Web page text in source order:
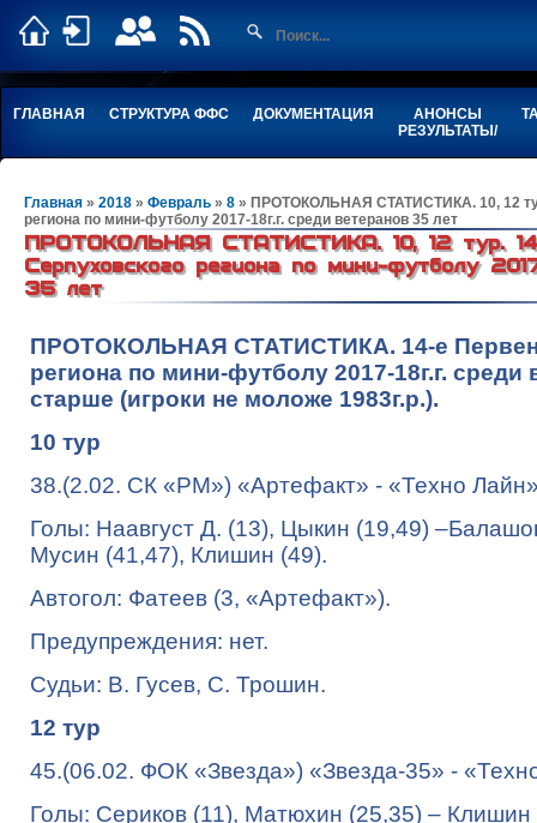
ГЛАВНАЯ СТРУКТУРА ФФС ДОКУМЕНТАЦИЯ
АНОНСЫ
РЕЗУЛЬТАТЫ/
Главная » 2018 » Февраль » 8 » ПРОТОКОЛЬНАЯ СТАТИСТИКА. 10, 12
региона по мини-футболу 2017-18г.г. среди ветеранов 35 лет
ПРОТОКОЛЬНАЯ СТАТИСТИКА. 10, 12 тур.
Серпуховского региона по мини-футболу
35 лет
ПРОТОКОЛЬНАЯ СТАТИСТИКА. 14-е
региона по мини-футболу 2017-18г.г. среди
старше (игроки не моложе 1983г.р.).
10 тур
38.(2.02. СК «РМ») «Артефакт» - «Техно
Голы: Наавгуст Д. (13), Цыкин (19,49)
Мусин (41,47), Клишин (49).
Автогол: Фатеев (3, «Артефакт»).
Предупреждения: нет.
Судьи: В. Гусев, С. Трошин.
12 тур
45.(06.02. ФОК «Звезда») «Звезда-35» -
Голы: Сериков (11), Матюхин (25,35) –